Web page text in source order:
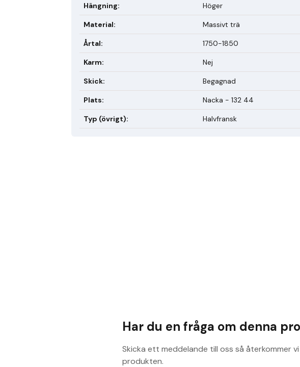
Hängning: Höger
Material: Massivt trä
Årtal: 1750-1850
Karm: Nej
Skick: Begagnad
Plats: Nacka - 132 44
Typ (övrigt): Halvfransk
Har du en fråga om denna
Skicka ett meddelande till oss så återkommer
produkten.